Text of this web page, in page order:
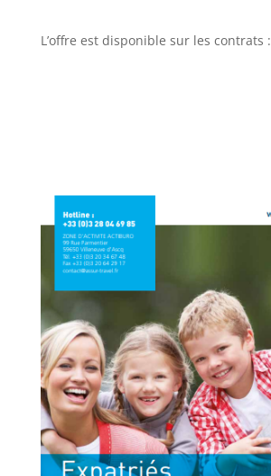
L’offre est disponible sur les contrats :